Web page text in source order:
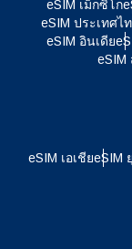
eSIM เม็กซิโก
eSIM ประเทศไ
eSIM อินเดีย
eSIM
eSIM เอเชียeSIM